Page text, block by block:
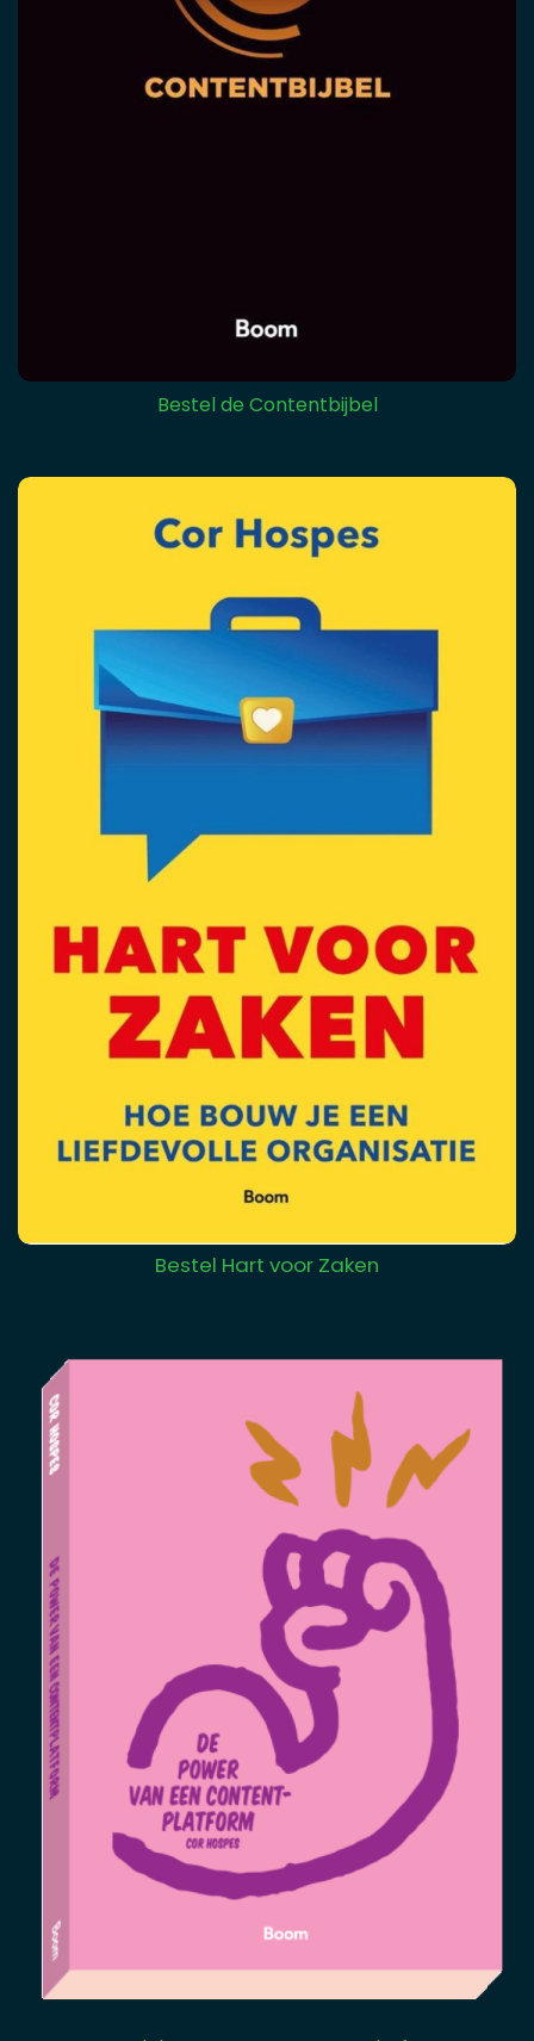
Bestel de Contentbijbel
Bestel Hart voor Zaken